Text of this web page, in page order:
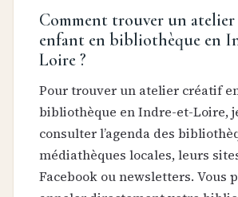
Comment trouver un
enfant en bibliothèque en
Loire ?
Pour trouver un atelier créatif
bibliothèque en Indre-et-Loire,
consulter l’agenda des
médiathèques locales, leurs
Facebook ou newsletters. Vous